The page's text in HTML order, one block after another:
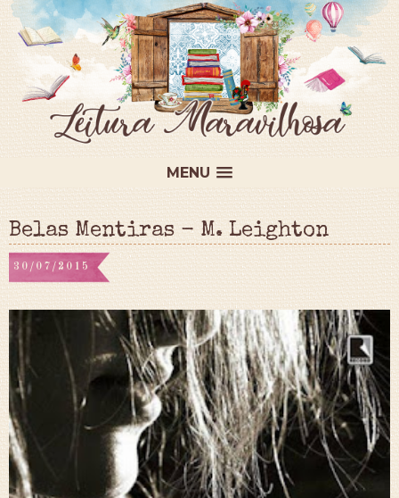
MENU
Belas Mentiras - M. Leighton
30/07/2015